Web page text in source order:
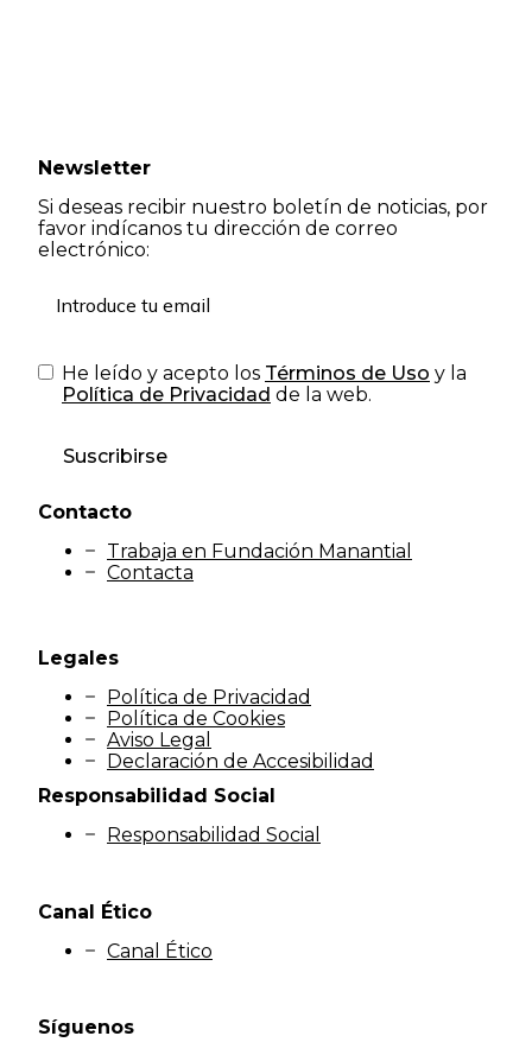
Newsletter
Si deseas recibir nuestro boletín de noticias, por
favor indícanos tu dirección de correo
electrónico:
He leído y acepto los Términos de Uso y la
Política de Privacidad de la web.
Suscribirse
Contacto
Trabaja en Fundación Manantial
Contacta
Legales
Política de Privacidad
Política de Cookies
Aviso Legal
Declaración de Accesibilidad
Síguenos
Responsabilidad Social
Responsabilidad Social
Canal Ético
Canal Ético